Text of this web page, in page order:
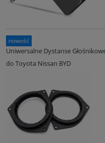
Uniwersalne Dystanse
do Toyota Nissan BYD
nowość